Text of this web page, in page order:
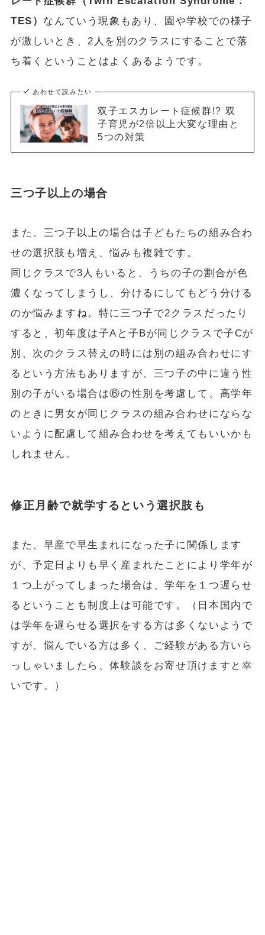
TES） なんていう現象もあり、園や学校での様子
が激しいとき、2人を別のクラスにすることで落
ち着くということはよくあるようです。
あわせて読みたい
双子エスカレート症候群!? 双
子育児が2倍以上大変な理由と
5つの対策
三つ子以上の場合
また、三つ子以上の場合は子どもたちの組み合わ
せの選択肢も増え、悩みも複雑です。
同じクラスで3人もいると、うちの子の割合が色
濃くなってしまうし、分けるにしてもどう分ける
のか悩みますね。特に三つ子で2クラスだったり
すると、初年度は子Aと子Bが同じクラスで子Cが
別、次のクラス替えの時には別の組み合わせにす
るという方法もありますが、三つ子の中に違う性
別の子がいる場合は⑥の性別を考慮して、高学年
のときに男女が同じクラスの組み合わせにならな
いように配慮して組み合わせを考えてもいいかも
しれません。
修正月齢で就学するという選択肢も
また、早産で早生まれになった子に関係します
が、予定日よりも早く産まれたことにより学年が
１つ上がってしまった場合は、学年を１つ遅らせ
るということも制度上は可能です。（日本国内で
は学年を遅らせる選択をする方は多くないようで
すが、悩んでいる方は多く、ご経験がある方いら
っしゃいましたら、体験談をお寄せ頂けますと幸
いです。）